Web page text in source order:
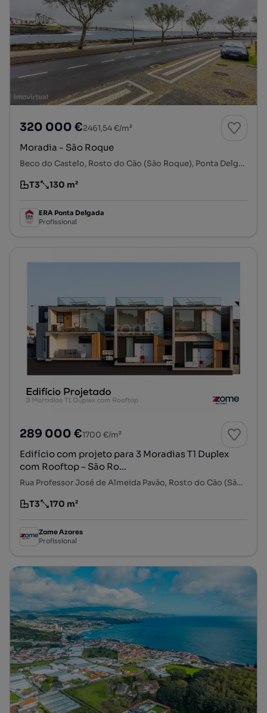
320 000 €2461,54 €/m²
Moradia - São Roque
Beco do Castelo, Rosto do Cão (São Roque), Ponta Delgada, Ilha de São Miguel
Tipologia
T3
Preço por metro quadrado
130 m²
ERA Ponta Delgada
Profissional
289 000 €1700 €/m²
Edifício com projeto para 3 Moradias T1 Duplex
com Rooftop – São Ro...
Rua Professor José de Almeida Pavão, Rosto do Cão (São Roque), Ponta Delgada, Ilha de São Miguel
Tipologia
T3
Preço por metro quadrado
170 m²
Zome Azores
Profissional